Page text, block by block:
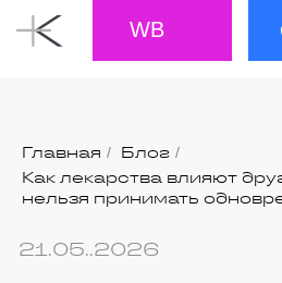
Главная / Блог /
Как лекарства влияют
нельзя принимать
Время прочтения 20 мин
21.05..2026